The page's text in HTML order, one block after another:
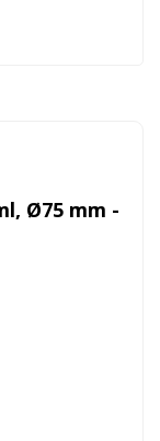
Ø75 mm -